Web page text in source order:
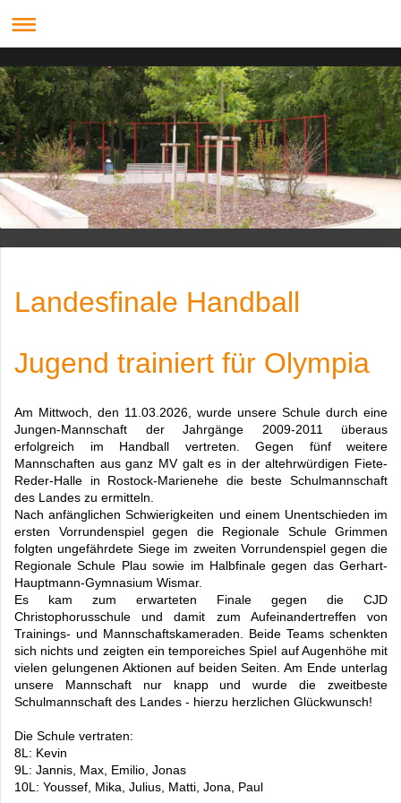
Landesfinale Handball
Jugend trainiert für Olympia
Am Mittwoch, den 11.03.2026, wurde unsere Schule durch eine
Jungen-Mannschaft der Jahrgänge 2009-2011 überaus
erfolgreich im Handball vertreten. Gegen fünf weitere
Mannschaften aus ganz MV galt es in der altehrwürdigen Fiete-
Reder-Halle in Rostock-Marienehe die beste Schulmannschaft
des Landes zu ermitteln.
Nach anfänglichen Schwierigkeiten und einem Unentschieden im
ersten Vorrundenspiel gegen die Regionale Schule Grimmen
folgten ungefährdete Siege im zweiten Vorrundenspiel gegen die
Regionale Schule Plau sowie im Halbfinale gegen das Gerhart-
Hauptmann-Gymnasium Wismar.
Es kam zum erwarteten Finale gegen die CJD
Christophorusschule und damit zum Aufeinandertreffen von
Trainings- und Mannschaftskameraden. Beide Teams schenkten
sich nichts und zeigten ein temporeiches Spiel auf Augenhöhe mit
vielen gelungenen Aktionen auf beiden Seiten. Am Ende unterlag
unsere Mannschaft nur knapp und wurde die zweitbeste
Schulmannschaft des Landes - hierzu herzlichen Glückwunsch!
Die Schule vertraten:
8L: Kevin
9L: Jannis, Max, Emilio, Jonas
10L: Youssef, Mika, Julius, Matti, Jona, Paul